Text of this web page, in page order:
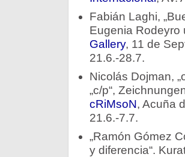
Fabián Laghi,
Eugenia Rodeyro
Gallery, 11 de
21.6.-28.7.
Nicolás Dojman,
„c/p“,
cRiMsoN, Acuña
21.6.-7.7.
„Ramón Gómez
y diferencia“.